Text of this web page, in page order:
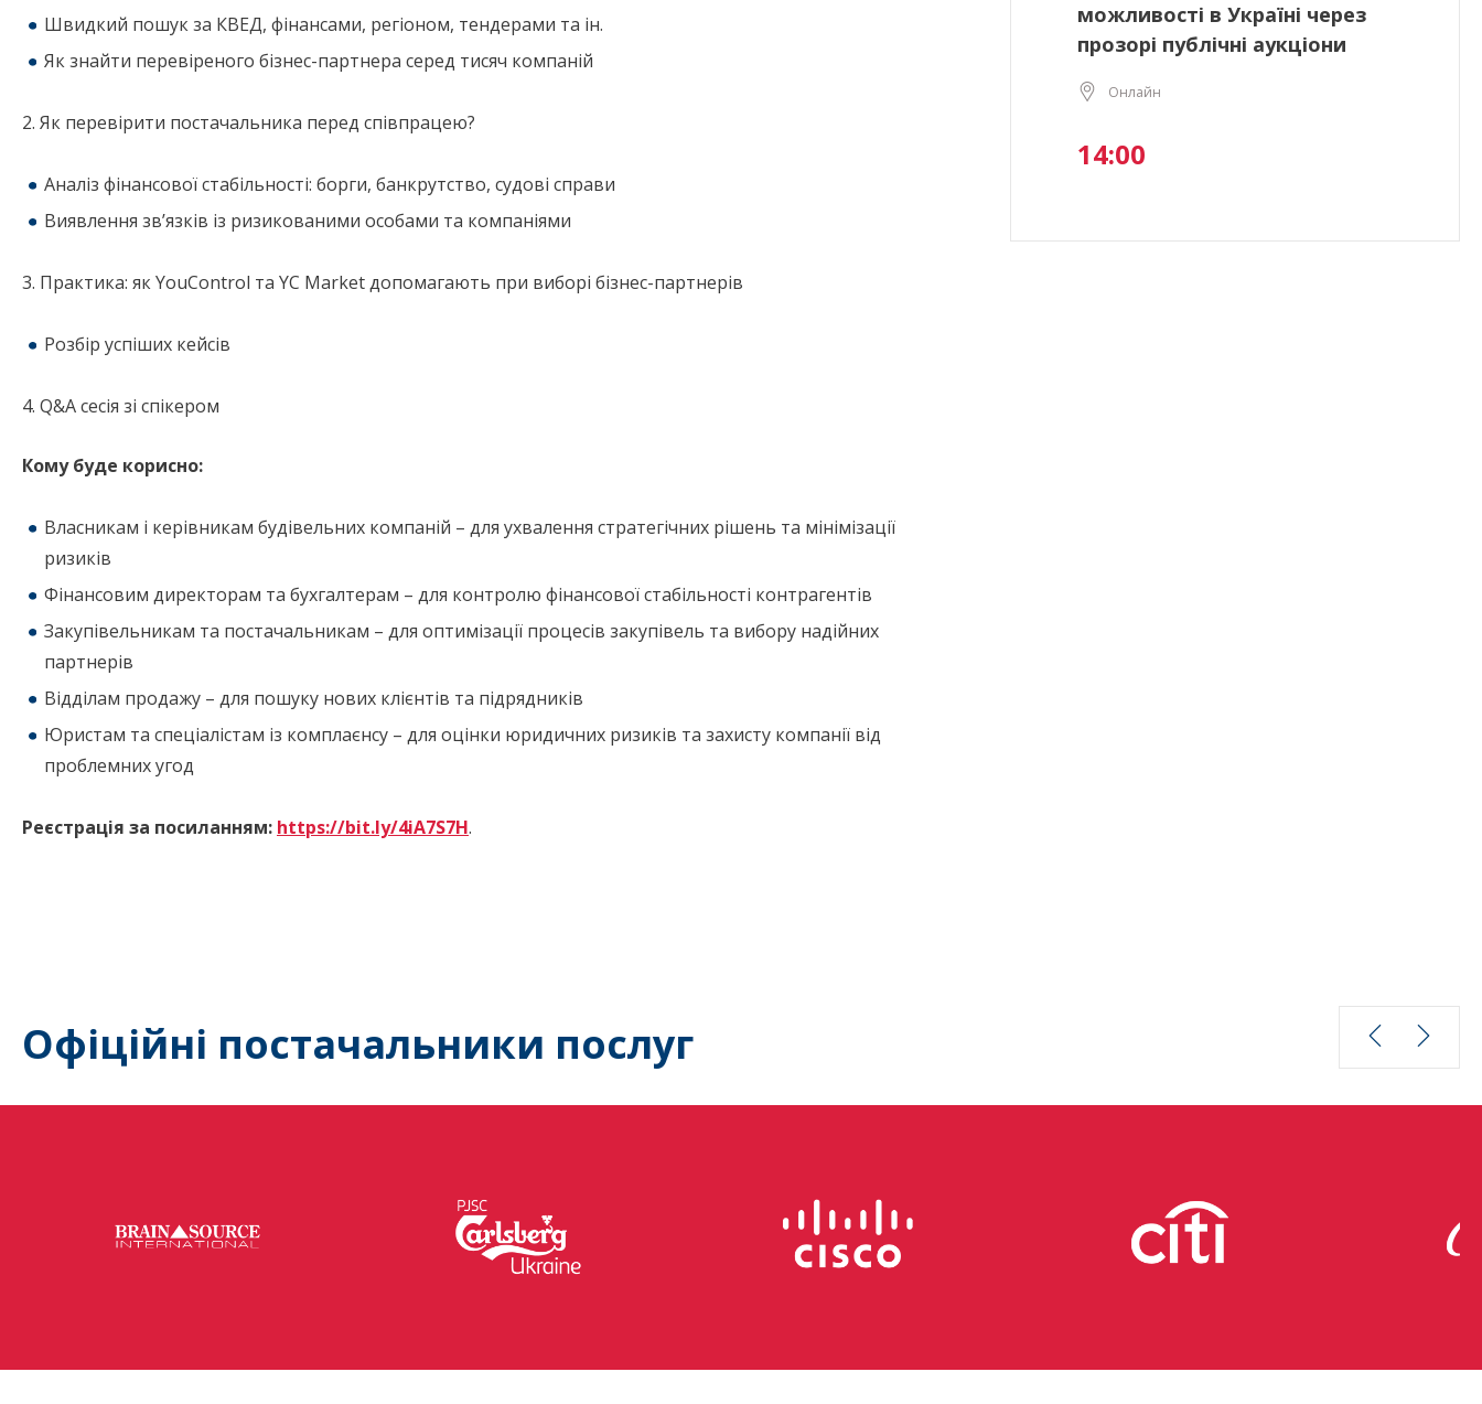
Швидкий пошук за КВЕД, фінансами, регіоном, тендерами та ін.
Як знайти перевіреного бізнес-партнера серед тисяч компаній
2. Як перевірити постачальника перед співпрацею?
Аналіз фінансової стабільності: борги, банкрутство, судові справи
Виявлення зв’язків із ризикованими особами та компаніями
3. Практика: як YouControl та YC Market допомагають при виборі ​бізнес-партнерів
Розбір успіших кейсів
4. Q&A сесія зі спікером
Кому буде корисно:
Власникам і керівникам будівельних компаній – для ухвалення стратегічних рішень та мінімізації
ризиків
Фінансовим директорам та бухгалтерам – для контролю фінансової стабільності контрагентів
Закупівельникам та постачальникам – для оптимізації процесів закупівель та вибору надійних
партнерів
Відділам продажу – для пошуку нових клієнтів та підрядників
Юристам та спеціалістам із комплаєнсу – для оцінки юридичних ризиків та захисту компанії від
проблемних угод
Реєстрація за посиланням: https://bit.ly/4iA7S7H.
можливості в Україні через
прозорі публічні аукціони
Онлайн
14:00
Офіційні постачальники послуг